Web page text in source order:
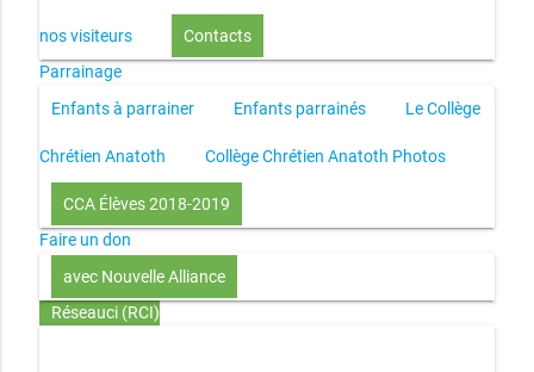
nos visiteurs
Contacts
Parrainage
Enfants à parrainer
Enfants parrainés Le Collège
Chrétien Anatoth Collège Chrétien Anatoth Photos
CCA Élèves 2018-2019
Faire un don
avec Nouvelle Alliance
Réseauci (RCI)